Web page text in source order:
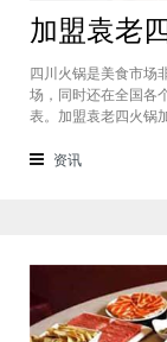
四川火锅是美食市场
场，同时还在全国各
表。加盟袁老四火锅
城市都有着不一样的
资讯